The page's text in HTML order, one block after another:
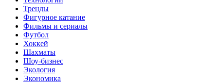
Тренды
Фигурное катание
Фильмы и сериалы
Футбол
Хоккей
Шахматы
Шоу-бизнес
Экология
Экономика